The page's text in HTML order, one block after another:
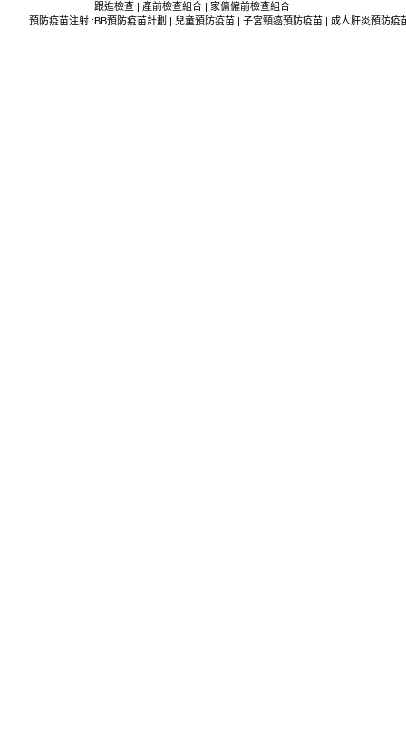
跟進檢查 | 產前檢查組合 | 家傭僱前檢查組合
預防疫苗注射 :BB預防疫苗計劃 | 兒童預防疫苗 | 子宮頸癌預防疫苗 | 成人肝炎預防疫